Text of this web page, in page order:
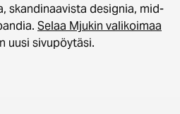
skandinaavista designia, mid-
Selaa Mjukin valikoimaa
uusi sivupöytäsi.